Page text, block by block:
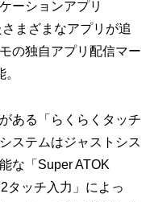
ーションアプリ
まざまなアプリが追
の独自アプリ配信マー
ある「らくらくタッチ
ステムはジャストシス
な「Super ATOK
タッチ入力」によっ